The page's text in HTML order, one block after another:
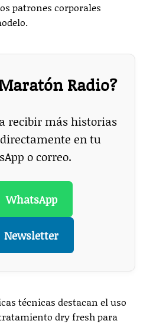
patrones corporales
Radio?
recibir más historias
en tu
o correo.
WhatsApp
Newsletter
técnicas destacan el uso
dry fresh para